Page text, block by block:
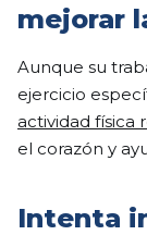
mejorar
Aunque su
ejercicio
actividad física
el corazón y
Intenta